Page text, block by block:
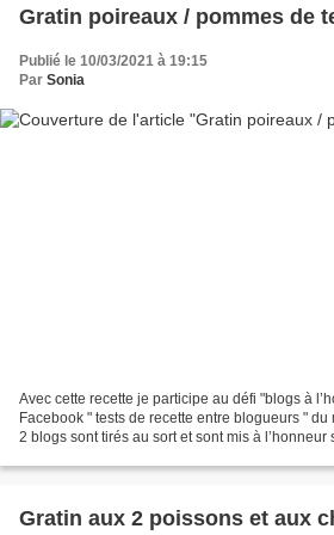
Gratin poireaux / pommes de
Publié le 10/03/2021 à 19:15
Par Sonia
Avec cette recette je participe au défi "blogs à
Facebook " tests de recette entre blogueurs "
2 blogs sont tirés au sort et sont mis à
Gratin aux 2 poissons et aux